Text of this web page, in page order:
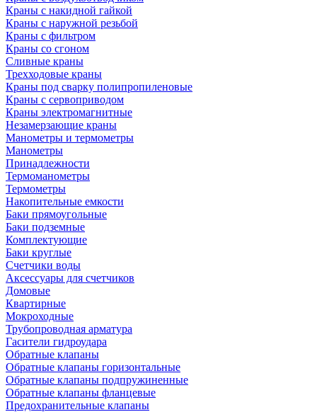
Краны с накидной гайкой
Краны с наружной резьбой
Краны с фильтром
Краны со сгоном
Сливные краны
Трехходовые краны
Краны под сварку полипропиленовые
Краны с сервоприводом
Краны электромагнитные
Незамерзающие краны
Манометры и термометры
Манометры
Принадлежности
Термоманометры
Термометры
Накопительные емкости
Баки прямоугольные
Баки подземные
Комплектующие
Баки круглые
Счетчики воды
Аксессуары для счетчиков
Домовые
Квартирные
Мокроходные
Трубопроводная арматура
Гасители гидроудара
Обратные клапаны
Обратные клапаны горизонтальные
Обратные клапаны подпружиненные
Обратные клапаны фланцевые
Предохранительные клапаны